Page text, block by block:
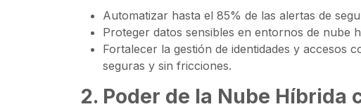
Automatizar hasta el 85% de las alertas de
Proteger datos sensibles en entornos de nube
Fortalecer la gestión de identidades y accesos
seguras y sin fricciones.
2. Poder de la Nube Híbrida